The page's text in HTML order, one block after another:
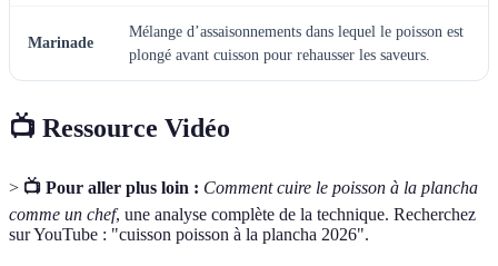
Marinade
Mélange d’assaisonnements dans lequel le poisson est
plongé avant cuisson pour rehausser les saveurs.
📺 Ressource Vidéo
> 📺 Pour aller plus loin : Comment cuire le poisson à la plancha
comme un chef, une analyse complète de la technique. Recherchez
sur YouTube : "cuisson poisson à la plancha 2026".